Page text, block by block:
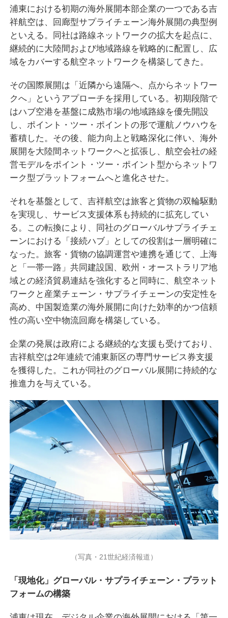
浦東における初期の海外展開本部企業の一つである吉
祥航空は、回廊型サプライチェーン海外展開の典型例
といえる。同社は路線ネットワークの拡大を起点に、
継続的に大陸間および地域路線を戦略的に配置し、広
域をカバーする航空ネットワークを構築してきた。
その国際展開は「近隣から遠隔へ、点からネットワー
クへ」というアプローチを採用している。初期段階で
はハブ空港を基盤に成熟市場の地域路線を優先開設
し、ポイント・ツー・ポイントの形で運航ノウハウを
蓄積した。その後、能力向上と戦略深化に伴い、海外
展開を大陸間ネットワークへと拡張し、航空会社の経
営モデルをポイント・ツー・ポイント型からネットワ
ーク型プラットフォームへと進化させた。
それを基盤として、吉祥航空は旅客と貨物の双輪駆動
を実現し、サービス支援体系も持続的に拡充してい
る。この転換により、同社のグローバルサプライチェ
ーンにおける「接続ハブ」としての役割は一層明確に
なった。旅客・貨物の協調運営や連携を通じて、上海
と「一帯一路」共同建設国、欧州・オーストラリア地
域との経済貿易連結を強化すると同時に、航空ネット
ワークと産業チェーン・サプライチェーンの安定性を
高め、中国製造業の海外展開に向けた効率的かつ信頼
性の高い空中物流回廊を構築している。
企業の発展は政府による継続的な支援も受けており、
吉祥航空は2年連続で浦東新区の専門サービス券支援
を獲得した。これが同社のグローバル展開に持続的な
推進力を与えている。
（写真・21世紀経済報道）
「現地化」グローバル・サプライチェーン・プラット
フォームの構築